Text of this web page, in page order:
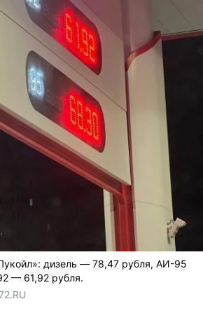
дизель — 78,47 рубля, АИ-95
— 61,92 рубля.